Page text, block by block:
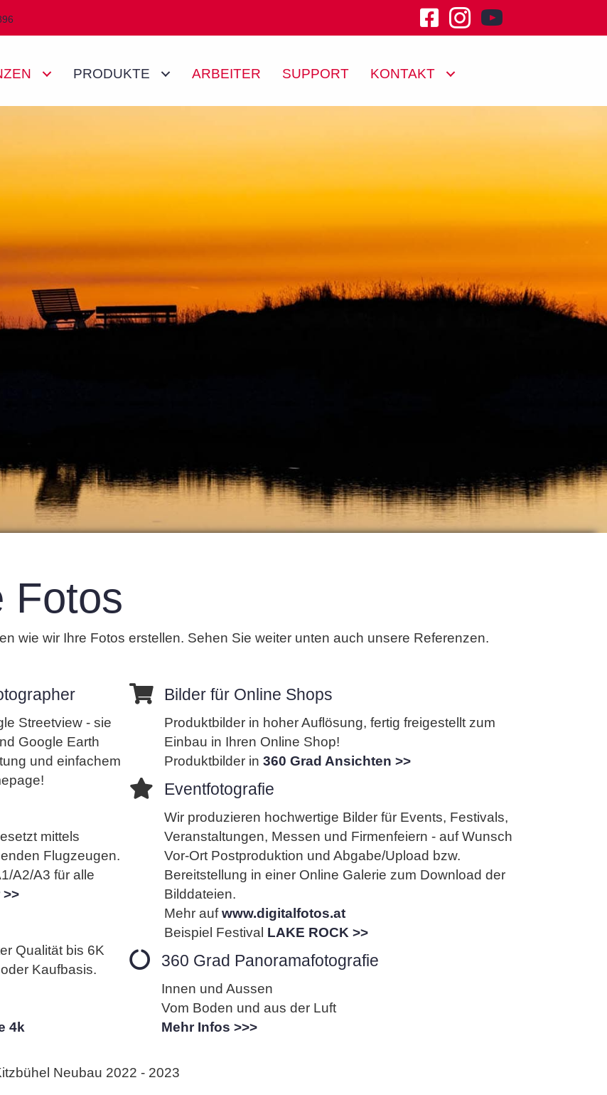
youtube channel
PRODUKTE ARBEITER SUPPORT KONTAKT
Fotos
wie wir Ihre Fotos erstellen. Sehen Sie weiter unten auch unsere Referenzen.
Streetview - sie
Google Earth
und einfachem
mittels
Flugzeugen.
A2/A3 für alle
>>
Qualität bis 6K
Kaufbasis.
4k
Bilder für Online Shops
Produktbilder in hoher Auflösung, fertig freigestellt zum
Einbau in Ihren Online Shop!
Produktbilder in 360 Grad Ansichten >>
Eventfotografie
Wir produzieren hochwertige Bilder für Events, Festivals,
Veranstaltungen, Messen und Firmenfeiern - auf Wunsch
Vor-Ort Postproduktion und Abgabe/Upload bzw.
Bereitstellung in einer Online Galerie zum Download der
Bilddateien.
Mehr aufwww.digitalfotos.at
Beispiel Festival LAKE ROCK >>
360 Grad Panoramafotografie
Innen und Aussen
Vom Boden und aus der Luft
Mehr Infos >>>
Neubau 2022 - 2023